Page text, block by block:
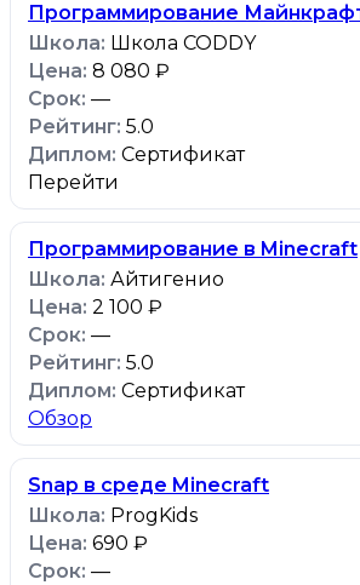
Программирование
Школа CODDY
8 080 ₽
—
5.0
Сертификат
Перейти
Программирование в Minecraft
Айтигенио
2 100 ₽
—
5.0
Сертификат
Обзор
Snap в среде Minecraft
ProgKids
690 ₽
—